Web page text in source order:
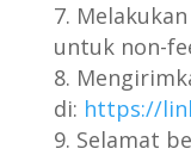
untuk non-
di: https://
Selamat